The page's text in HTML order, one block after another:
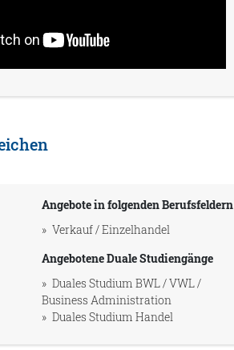
Angebote in folgenden Berufsfeldern
Verkauf / Einzelhandel
Angebotene Duale Studiengänge
Duales Studium BWL / VWL /
Business Administration
Duales Studium Handel